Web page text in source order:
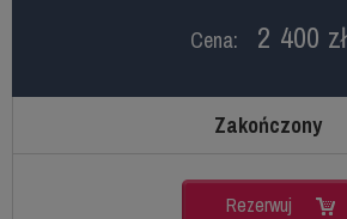
Cena: 2 400 zł
Zakończony
Rezerwuj